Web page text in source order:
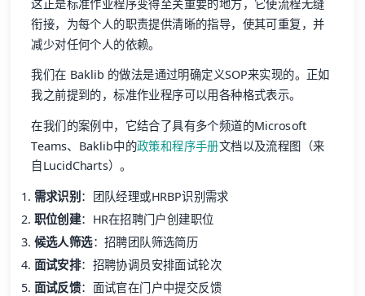
这正是标准作业程序变得至关重要的地方，它使流程无缝
衔接，为每个人的职责提供清晰的指导，使其可重复，并
减少对任何个人的依赖。
我们在 Baklib 的做法是通过明确定义SOP来实现的。正如
我之前提到的，标准作业程序可以用各种格式表示。
在我们的案例中，它结合了具有多个频道的Microsoft
Teams、Baklib中的政策和程序手册文档以及流程图（来
自LucidCharts）。
需求识别 ：团队经理或HRBP识别需求
职位创建：HR在招聘门户创建职位
候选人筛选：招聘团队筛选简历
面试安排：招聘协调员安排面试轮次
面试反馈：面试官在门户中提交反馈